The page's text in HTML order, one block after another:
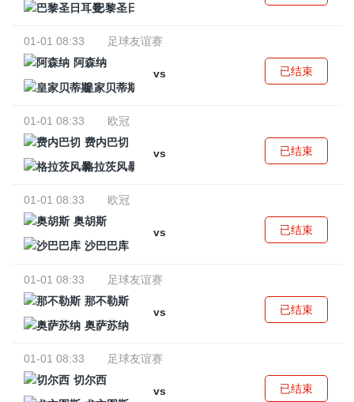
巴黎圣日耳曼
01-01 08:33
足球友谊赛
阿森纳
vs
皇家贝蒂斯
已结束
01-01 08:33
欧冠
费内巴切
vs
格拉茨风暴
已结束
01-01 08:33
欧冠
奥胡斯
vs
沙巴巴库
已结束
01-01 08:33
足球友谊赛
那不勒斯
vs
奥萨苏纳
已结束
01-01 08:33
足球友谊赛
切尔西
vs
已结束